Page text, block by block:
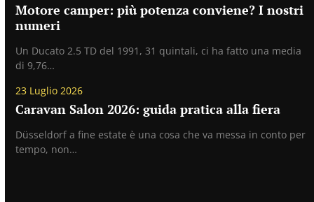
Motore camper: più potenza conviene? I nostri
numeri
Un Ducato 2.5 TD del 1991, 31 quintali, ci ha fatto una media
di 9,76…
23 Luglio 2026
Caravan Salon 2026: guida pratica alla fiera
Düsseldorf a fine estate è una cosa che va messa in conto per
tempo, non…